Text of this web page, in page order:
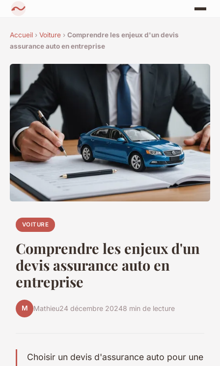
Accueil › Voiture › Comprendre les enjeux d'un devis
assurance auto en entreprise
VOITURE
Comprendre les enjeux d'un
devis assurance auto en
entreprise
M Mathieu24 décembre 20248 min de lecture
Choisir un devis d'assurance auto pour une